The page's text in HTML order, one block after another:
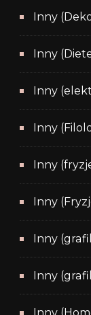
Inny
Inny
Inny
Inny
Inny
Inny
Inny
Inny